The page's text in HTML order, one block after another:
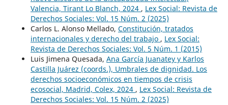
Valencia, Tirant Lo Blanch, 2024 , Lex Social: Revista de
Derechos Sociales: Vol. 15 Núm. 2 (2025)
Carlos L. Alonso Mellado, Constitución, tratados
internacionales y derecho del trabajo , Lex Social:
Revista de Derechos Sociales: Vol. 5 Núm. 1 (2015)
Luis Jimena Quesada, Ana García Juanatey y Karlos
Castilla Juárez (coords.), Umbrales de dignidad. Los
derechos socioeconómicos en tiempos de crisis
ecosocial, Madrid, Colex, 2024 , Lex Social: Revista de
Derechos Sociales: Vol. 15 Núm. 2 (2025)